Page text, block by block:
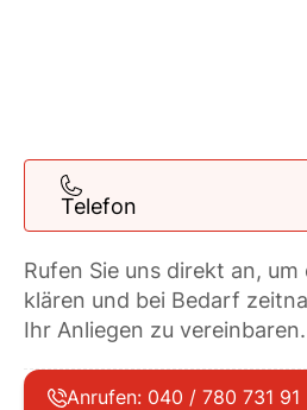
Telefon
Rufen Sie uns direkt an,
klären und bei Bedarf
Ihr Anliegen zu vereinbaren.
Anrufen: 040 / 780 731 91